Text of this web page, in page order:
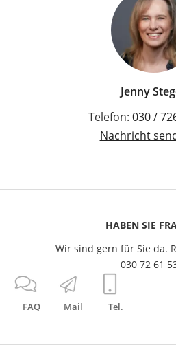
Jenny
Telefon: 030 /
Nachricht
FAQ Mail Tel.
HABEN SIE
Wir sind gern für Sie da.
030 72 61